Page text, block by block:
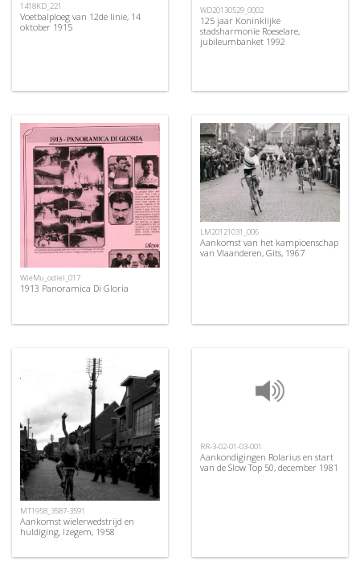
1418KD_221
Voetbalploeg van 12de linie, 14
oktober 1915
WD20130529_0002
125 jaar Koninklijke
stadsharmonie Roeselare,
jubileumbanket 1992
WieMu_odiel_017
1913 Panoramica Di Gloria
LM20121031_006
Aankomst van het kampioenschap
van Vlaanderen, Gits, 1967
MT1958_3587-3591
Aankomst wielerwedstrijd en
huldiging, Izegem, 1958
RR-3-02-01-03-001
Aankondigingen Rolarius en start
van de Slow Top 50, december 1981